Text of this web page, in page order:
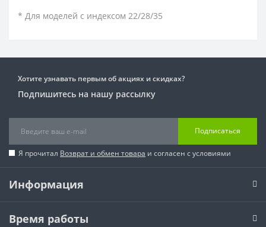
* Для моделей с индексом 22/28/35
Хотите узнавать первым об акциях и скидках?
Подпишитесь на нашу рассылку
Подписаться
Я прочитал Возврат и обмен товара и согласен с условиями
Информация
Время работы